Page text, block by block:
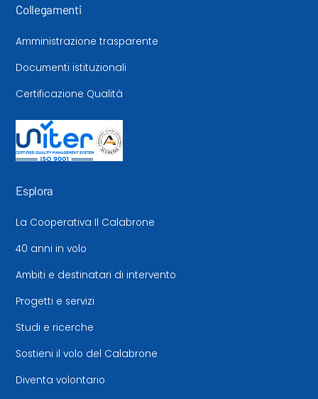
Collegamenti
Amministrazione trasparente
Documenti istituzionali
Certificazione Qualità
Esplora
La Cooperativa Il Calabrone
40 anni in volo
Ambiti e destinatari di intervento
Progetti e servizi
Studi e ricerche
Sostieni il volo del Calabrone
Diventa volontario